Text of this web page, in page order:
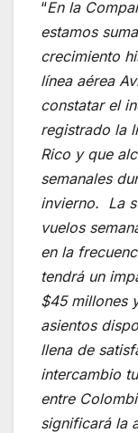
“En la
estamos
crecimiento
línea aérea
constatar el
registrado la
Rico y que
semanales
invierno. La
vuelos
en la
tendrá un
$45 millones
asientos
llena de
intercambio
entre
significará la